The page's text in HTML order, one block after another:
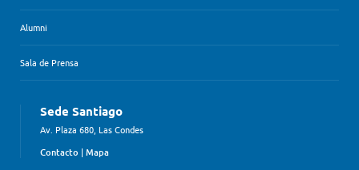
Alumni
Sala de Prensa
Sede Santiago
Av. Plaza 680, Las Condes
Contacto | Mapa